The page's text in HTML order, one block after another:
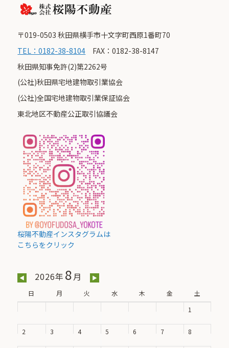
〒019-0503 秋田県横手市十文字町西原1番町70
TEL：0182-38-8104 FAX：0182-38-8147
秋田県知事免許(2)第2262号
(公社)秋田県宅地建物取引業協会
(公社)全国宅地建物取引業保証協会
東北地区不動産公正取引協議会
桜陽不動産インスタグラムは
こちらをクリック
◀ 2026年 8 月 ▶
日 月 火 水 木 金
土
1
2 3 4 5 6 7 8